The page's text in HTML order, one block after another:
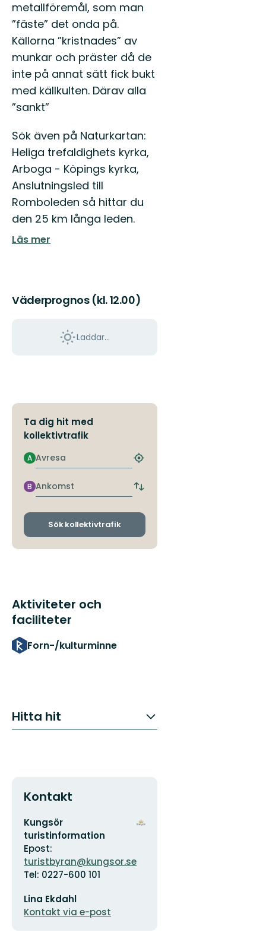
metallföremål, som man
”fäste” det onda på.
Källorna ”kristnades” av
munkar och präster då de
inte på annat sätt fick bukt
med källkulten. Därav alla
”sankt”
Sök även på Naturkartan:
Heliga trefaldighets kyrka,
Arboga - Köpings kyrka,
Anslutningsled till
Romboleden så hittar du
den 25 km långa leden.
Läs mer
Väderprognos (kl. 12.00)
Laddar...
Ta dig hit med
kollektivtrafik
Avresa
A
Hitta
hållplats
Ankomst
B
Byt
och
Sök kollektivtrafik
Aktiviteter och
faciliteter
Forn-/kulturminne
Hitta hit
Kontakt
Adress
Kungsör
turistinformation
Epost:
turistbyran@kungsor.se
Tel: 0227-600 101
postadress
Lina Ekdahl
Kontakt via e-post
Organisationens